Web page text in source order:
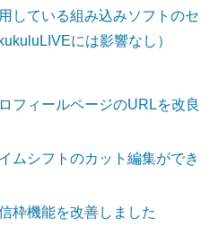
している組み込みソフトのセ
には影響なし）
フィールページのURLを改良
ムシフトのカット編集ができ
枠機能を改善しました